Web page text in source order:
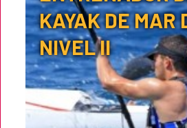
KAYAK DE MAR
NIVEL II